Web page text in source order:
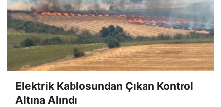
Elektrik Kablosundan Çıkan Kontrol
Altına Alındı